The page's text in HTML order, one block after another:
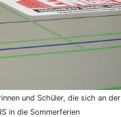
und Schüler, die sich an der
in die Sommerferien